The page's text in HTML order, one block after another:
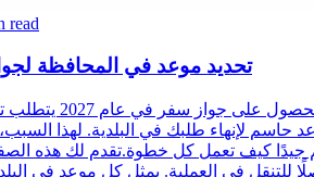
read
تحديد موعد في المحافظة لجواز
الحصول على جواز
حاسم لإنهاء طلبك في البلدية. لهذا
جيدًا كيف تعمل كل خطوة.تقدم لك هذه
للتنقل في العملية. يمثل كل موعد في